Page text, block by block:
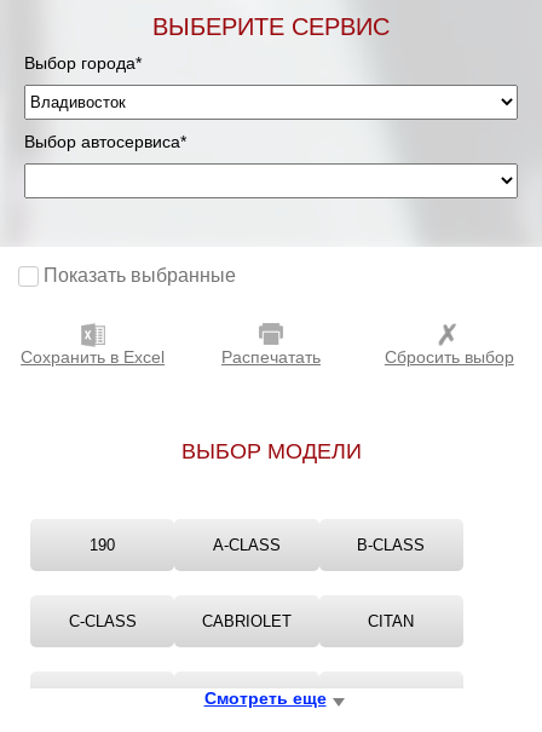
ВЫБЕРИТЕ СЕРВИС
Выбор города*
Выбор автосервиса*
Показать выбранные
Сохранить в Excel Распечатать Сбросить выбор
ВЫБОР МОДЕЛИ
190 A-CLASS B-CLASS
C-CLASS CABRIOLET CITAN
CLC-CLASS
Смотреть еще